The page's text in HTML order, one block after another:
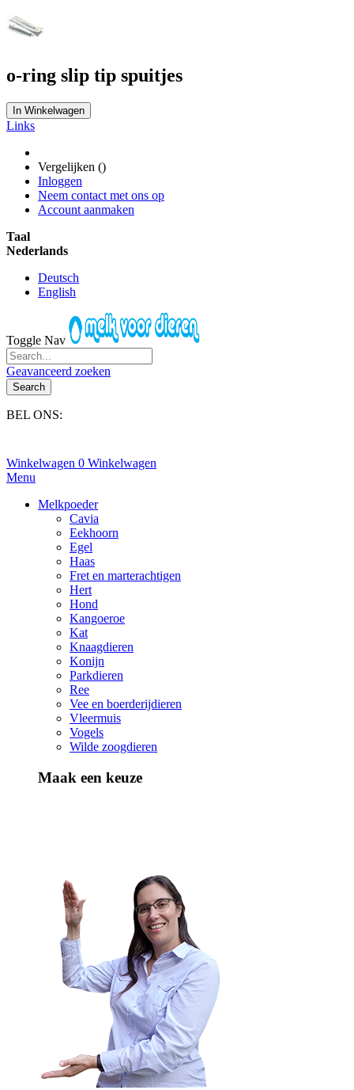
o-ring slip tip spuitjes
In Winkelwagen
Links
Vergelijken ()
Inloggen
Neem contact met ons op
Account aanmaken
Taal
Nederlands
Deutsch
English
Toggle Nav
Geavanceerd zoeken
Search
BEL ONS:
Winkelwagen 0 Winkelwagen
Menu
Melkpoeder
Cavia
Eekhoorn
Egel
Haas
Fret en marterachtigen
Hert
Hond
Kangoeroe
Kat
Knaagdieren
Konijn
Parkdieren
Ree
Vee en boerderijdieren
Vleermuis
Vogels
Wilde zoogdieren
Maak een keuze